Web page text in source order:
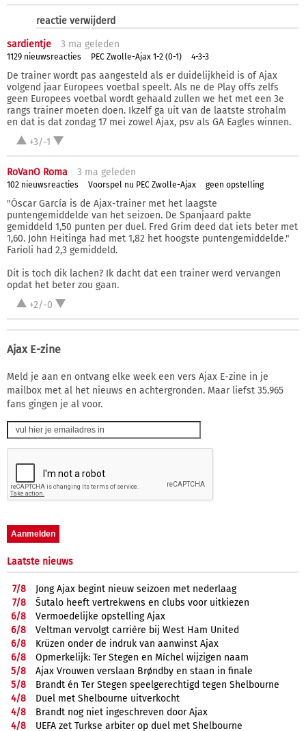
reactie verwijderd
sardientje 3 ma geleden
1129 nieuwsreacties PEC Zwolle-Ajax 1-2 (0-1) 4-3-3
De trainer wordt pas aangesteld als er duidelijkheid is of Ajax
volgend jaar Europees voetbal speelt. Als ne de Play offs zelfs
geen Europees voetbal wordt gehaald zullen we het met een 3e
rangs trainer moeten doen. Ikzelf ga uit van de laatste strohalm
en dat is dat zondag 17 mei zowel Ajax, psv als GA Eagles winnen.
+3/-1
RoVanO Roma 3 ma geleden
102 nieuwsreacties Voorspel nu PEC Zwolle-Ajax geen opstelling
"Óscar García is de Ajax-trainer met het laagste
puntengemiddelde van het seizoen. De Spanjaard pakte
gemiddeld 1,50 punten per duel. Fred Grim deed dat iets beter met
1,60. John Heitinga had met 1,82 het hoogste puntengemiddelde."
Farioli had 2,3 gemiddeld.
Dit is toch dik lachen? Ik dacht dat een trainer werd vervangen
opdat het beter zou gaan.
+2/-0
Ajax E-zine
Meld je aan en ontvang elke week een vers Ajax E-zine in je
mailbox met al het nieuws en achtergronden. Maar liefst 35.965
fans gingen je al voor.
Laatste nieuws
7/8
Jong Ajax begint nieuw seizoen met nederlaag
7/8
Šutalo heeft vertrekwens en clubs voor uitkiezen
6/8
Vermoedelijke opstelling Ajax
6/8
Veltman vervolgt carrière bij West Ham United
6/8
Krüzen onder de indruk van aanwinst Ajax
6/8
Opmerkelijk: Ter Stegen en Míchel wijzigen naam
5/8
Ajax Vrouwen verslaan Brøndby en staan in finale
5/8
Brandt én Ter Stegen speelgerechtigd tegen Shelbourne
4/8
Duel met Shelbourne uitverkocht
4/8
Brandt nog niet ingeschreven door Ajax
4/8
UEFA zet Turkse arbiter op duel met Shelbourne